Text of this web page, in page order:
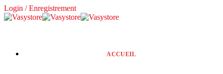
Login / Enregistrement
ACCUEIL